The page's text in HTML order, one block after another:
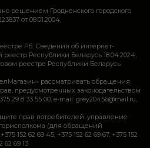
решением Гродненского городского
от 08.01.2004
РБ: Сведения об интернет-
Республики Беларусь 18.04.2024,
реестре Республики Беларусь
рассматривать обращения
предусмотренных законодательством
29 8 33 55 00, e-mail: grey20456@mail.ru,
прав потребителей: управление
(для обращений
152 62 69 45, +375 152 62 69 67, +375 152
62 69 13